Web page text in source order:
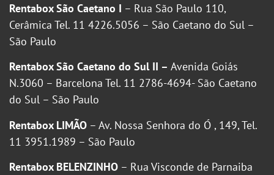
Rentabox São Caetano I – Rua São Paulo 110,
Cerâmica Tel. 11 4226.5056 – São Caetano do Sul –
São Paulo
Rentabox São Caetano do Sul II – Avenida Goiás
N.3060 – Barcelona Tel. 11 2786-4694- São Caetano
do Sul – São Paulo
Rentabox LIMÃO – Av. Nossa Senhora do Ó , 149, Tel.
11 3951.1989 – São Paulo
Rentabox BELENZINHO – Rua Visconde de Parnaiba